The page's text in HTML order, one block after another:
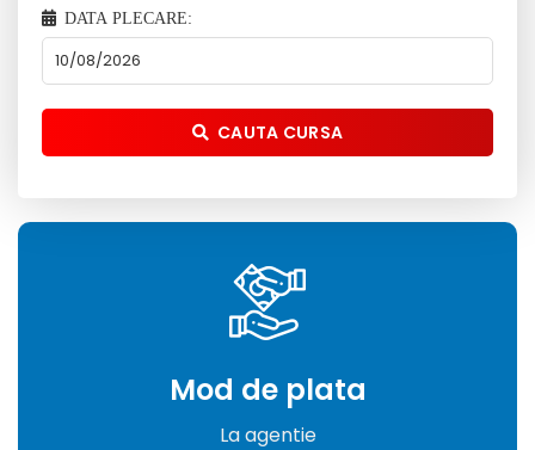
DATA PLECARE:
CAUTA CURSA
Mod de plata
La agentie